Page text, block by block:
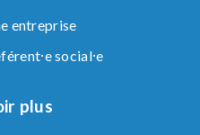
entreprise
social⸱e
plus